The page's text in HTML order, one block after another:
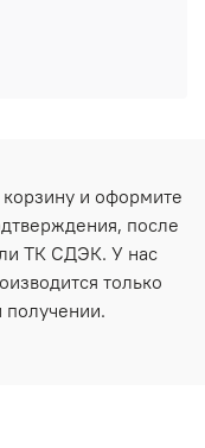
корзину и оформите
после
ТК СДЭК. У нас
только
получении.